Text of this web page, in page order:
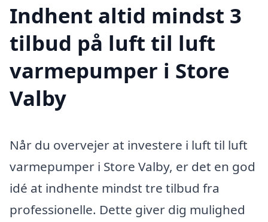
Indhent altid mindst 3
tilbud på luft til luft
varmepumper i Store
Valby
Når du overvejer at investere i luft til luft
varmepumper i Store Valby, er det en god
idé at indhente mindst tre tilbud fra
professionelle. Dette giver dig mulighed